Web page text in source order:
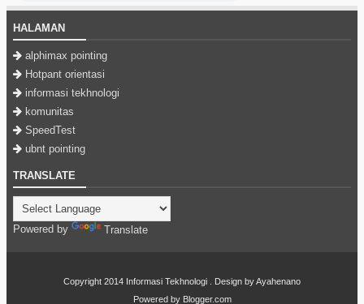
HALAMAN
alphimax pointing
Hotpant orientasi
informasi tekhnologi
komunitas
SpeedTest
ubnt pointing
TRANSLATE
Powered by Translate
Copyright 2014 Informasi Tekhnologi . Design byAyahenano
Powered by Blogger.com